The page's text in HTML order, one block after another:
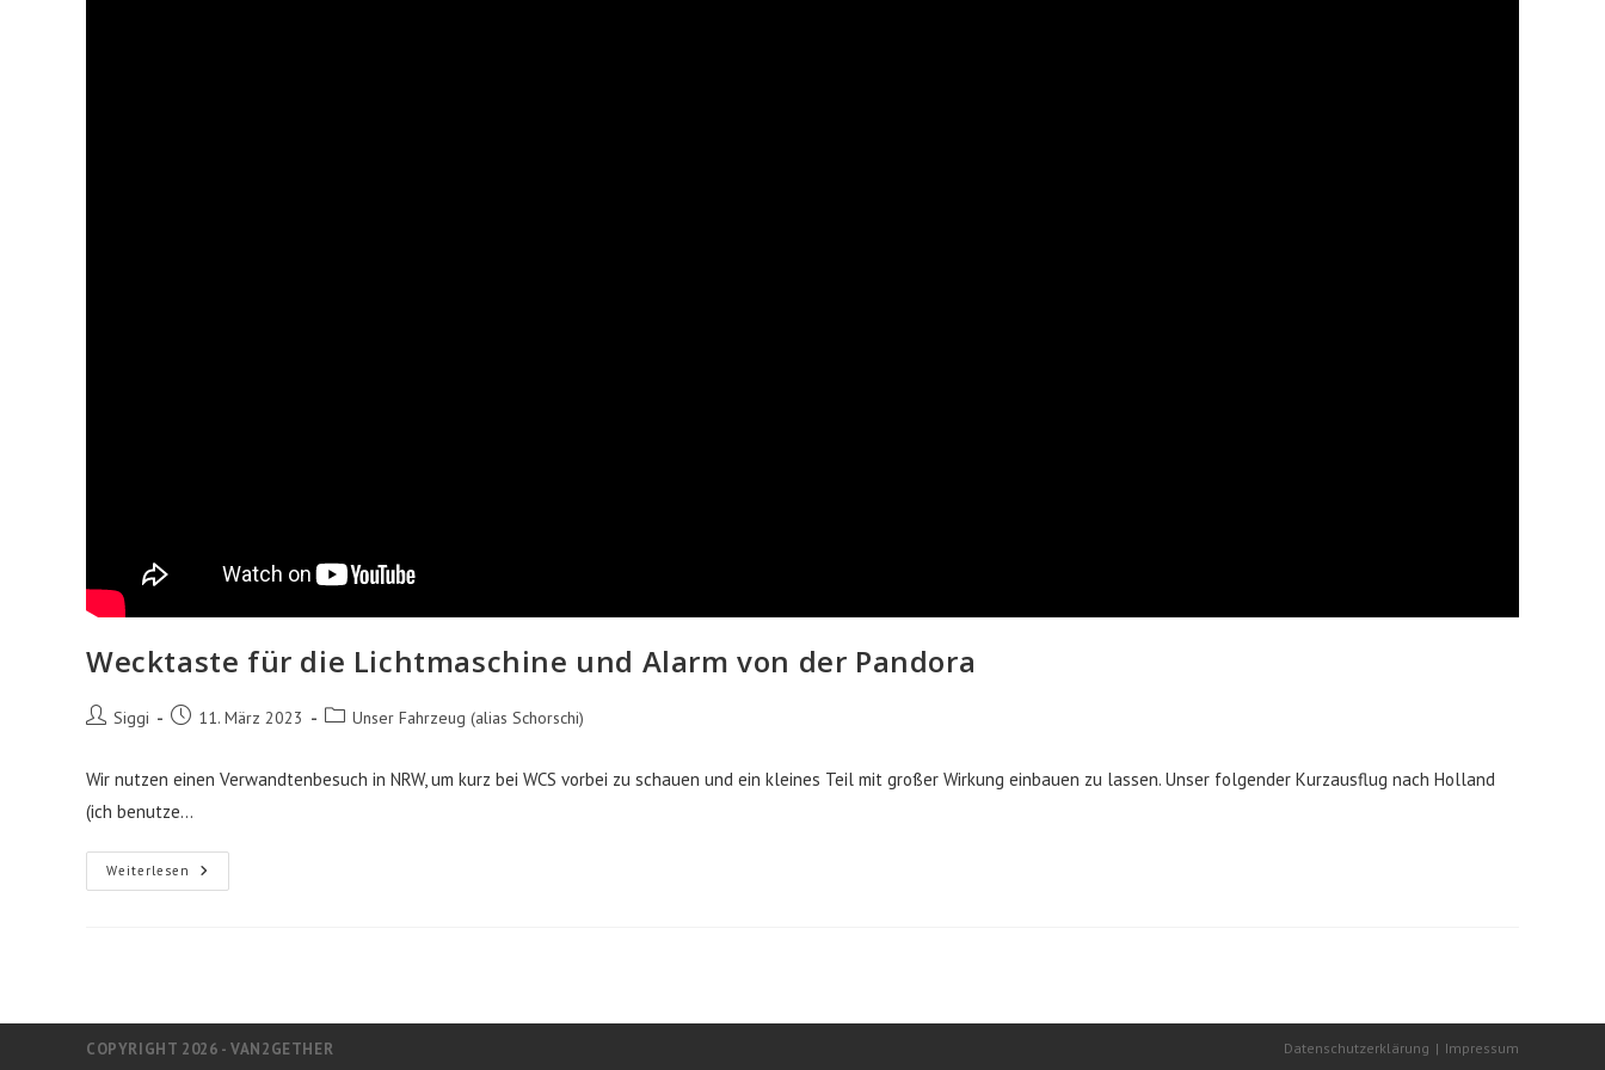
Wecktaste für die Lichtmaschine und Alarm von der Pandora
Beitrags-
Siggi
Beitrag11. März 2023
Beitrags-
Unser Fahrzeug (alias Schorschi)
Wir nutzen einen Verwandtenbesuch in NRW, um kurz bei WCS vorbei zu schauen und ein kleines Teil mit großer Wirkung einbauen zu lassen. Unser folgender Kurzausflug nach Holland
(ich benutze…
Weiterlesen Wecktaste
Für
Datenschutzerklärung Impressum
COPYRIGHT 2026 - VAN2GETHER